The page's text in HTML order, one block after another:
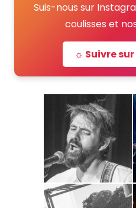
Suis-nous sur
coulisses et
☼ Suivre